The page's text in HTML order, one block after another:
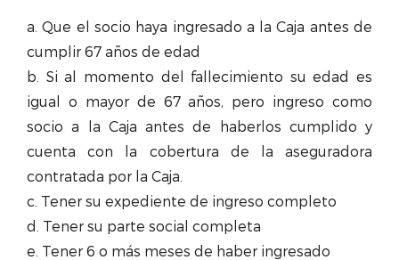
a. Que el socio haya ingresado a la Caja antes de
cumplir 67 años de edad
b. Si al momento del fallecimiento su edad es
igual o mayor de 67 años, pero ingreso como
socio a la Caja antes de haberlos cumplido y
cuenta con la cobertura de la aseguradora
contratada por la Caja.
c. Tener su expediente de ingreso completo
d. Tener su parte social completa
e. Tener 6 o más meses de haber ingresado